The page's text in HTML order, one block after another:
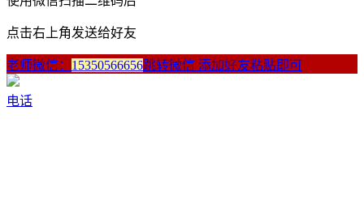
点击右上角发送给好友
老师微信： 15350566656跳转微信 添加好友粘贴即可
电话